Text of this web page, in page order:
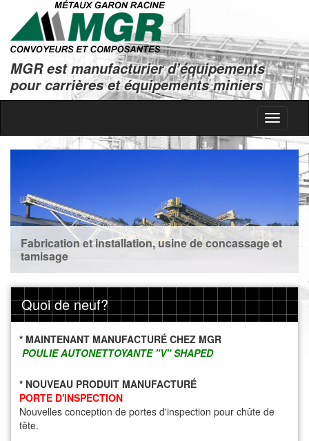
MGR est manufacturier d’équipements
pour carrières et équipements miniers
Toggle
Fabrication et installation, usine de concassage et
tamisage
Quoi de neuf?
* MAINTENANT MANUFACTURÉ CHEZ MGR
POULIE AUTONETTOYANTE "V" SHAPED
* NOUVEAU PRODUIT MANUFACTURÉ
PORTE D'INSPECTION
Nouvelles conception de portes d'inspection pour chûte de
tête.